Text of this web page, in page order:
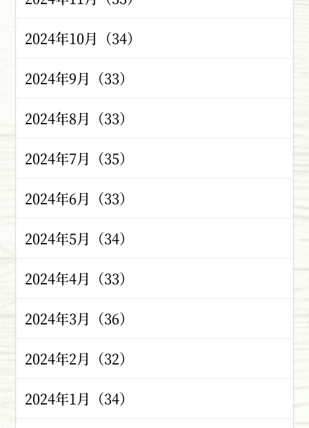
2024年10月（34）
2024年9月（33）
2024年8月（33）
2024年7月（35）
2024年6月（33）
2024年5月（34）
2024年4月（33）
2024年3月（36）
2024年2月（32）
2024年1月（34）